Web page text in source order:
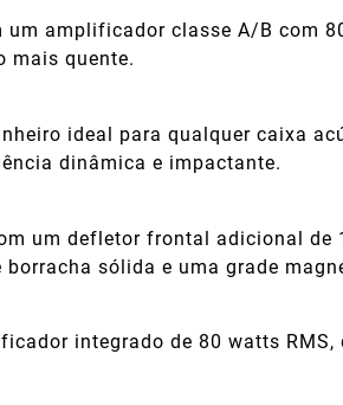
um amplificador classe A/B com
mais quente.
ideal para qualquer caixa
dinâmica e impactante.
um defletor frontal adicional
borracha sólida e uma grade
integrado de 80 watts